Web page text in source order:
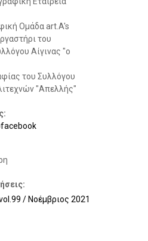
Ομάδα art.A's
του
Αίγινας "ο
του Συλλόγου
"Απελλής"
/ Νοέμβριος 2021